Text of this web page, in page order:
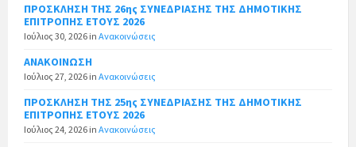
ΠΡΟΣΚΛΗΣΗ ΤΗΣ 26ης ΣΥΝΕΔΡΙΑΣΗΣ ΤΗΣ ΔΗΜΟΤΙΚΗΣ
ΕΠΙΤΡΟΠΗΣ ΕΤΟΥΣ 2026
Ιούλιος 30, 2026 in Ανακοινώσεις
ΑΝΑΚΟΙΝΩΣΗ
Ιούλιος 27, 2026 in Ανακοινώσεις
ΠΡΟΣΚΛΗΣΗ ΤΗΣ 25ης ΣΥΝΕΔΡΙΑΣΗΣ ΤΗΣ ΔΗΜΟΤΙΚΗΣ
ΕΠΙΤΡΟΠΗΣ ΕΤΟΥΣ 2026
Ιούλιος 24, 2026 in Ανακοινώσεις